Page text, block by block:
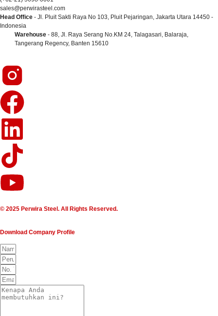
sales@perwirasteel.com
Head Office - Jl. Pluit Sakti Raya No 103, Pluit Pejaringan, Jakarta Utara 14450 -
Indonesia
Warehouse - 88, Jl. Raya Serang No.KM 24, Talagasari, Balaraja,
Tangerang Regency, Banten 15610
© 2025 Perwira Steel. All Rights Reserved.
Download Company Profile